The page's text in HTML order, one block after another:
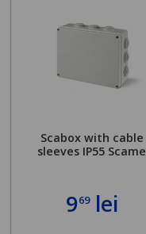
Scabox with cable
sleeves IP55 Scame
969lei